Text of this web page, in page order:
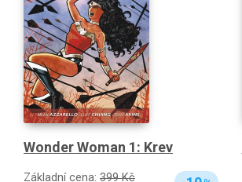
Wonder Woman 1: Krev
Základní cena: 399 Kč